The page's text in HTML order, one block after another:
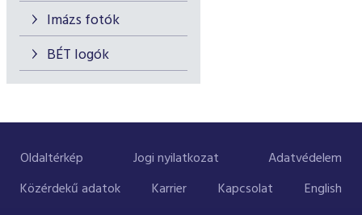
Imázs fotók
BÉT logók
Oldaltérkép Jogi nyilatkozat
Adatvédelem
Közérdekű adatok
Karrier Kapcsolat English